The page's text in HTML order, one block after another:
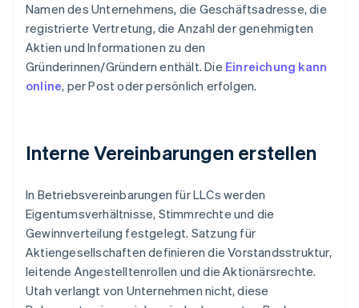
Namen des Unternehmens, die Geschäftsadresse, die
registrierte Vertretung, die Anzahl der genehmigten
Aktien und Informationen zu den
Gründerinnen/Gründern enthält. Die Einreichung kann
online, per Post oder persönlich erfolgen.
Interne Vereinbarungen erstellen
In Betriebsvereinbarungen für LLCs werden
Eigentumsverhältnisse, Stimmrechte und die
Gewinnverteilung festgelegt. Satzung für
Aktiengesellschaften definieren die Vorstandsstruktur,
leitende Angestelltenrollen und die Aktionärsrechte.
Utah verlangt von Unternehmen nicht, diese